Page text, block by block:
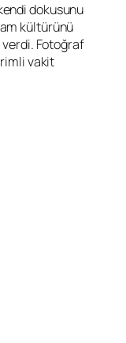
dokusunu
kültürünü
Fotoğraf
vakit